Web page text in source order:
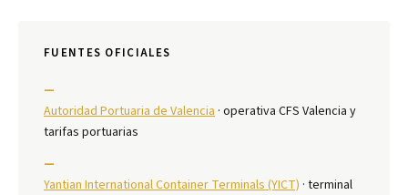
FUENTES OFICIALES
—
Autoridad Portuaria de Valencia · operativa CFS Valencia y
tarifas portuarias
—
Yantian International Container Terminals (YICT) · terminal